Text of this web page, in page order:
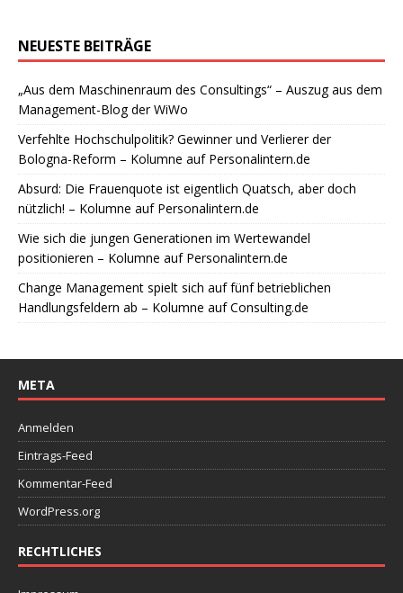
NEUESTE BEITRÄGE
„Aus dem Maschinenraum des Consultings“ – Auszug aus dem
Management-Blog der WiWo
Verfehlte Hochschulpolitik? Gewinner und Verlierer der
Bologna-Reform – Kolumne auf Personalintern.de
Absurd: Die Frauenquote ist eigentlich Quatsch, aber doch
nützlich! – Kolumne auf Personalintern.de
Wie sich die jungen Generationen im Wertewandel
positionieren – Kolumne auf Personalintern.de
Change Management spielt sich auf fünf betrieblichen
Handlungsfeldern ab – Kolumne auf Consulting.de
META
Anmelden
Eintrags-Feed
Kommentar-Feed
WordPress.org
RECHTLICHES